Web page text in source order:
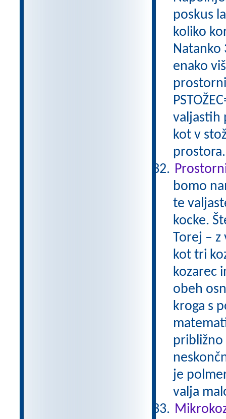
poskus
koliko
Natanko
enako
valjastih
kot v
bomo
te
kocke.
Torej –
kot tri
kozarec
obeh
kroga s
približno
je
valja